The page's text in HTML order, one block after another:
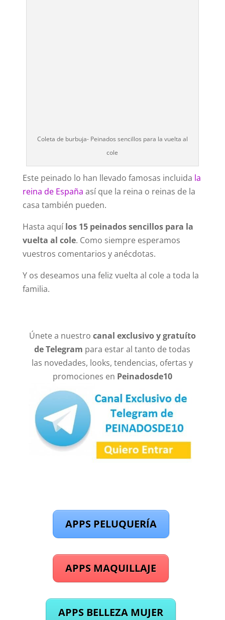
Coleta de burbuja- Peinados sencillos para la vuelta al
cole
Este peinado lo han llevado famosas incluida la
reina de España así que la reina o reinas de la
casa también pueden.
Hasta aquí los 15 peinados sencillos para la
vuelta al cole. Como siempre esperamos
vuestros comentarios y anécdotas.
Y os deseamos una feliz vuelta al cole a toda la
familia.
Únete a nuestro canal exclusivo y gratuíto
de Telegram para estar al tanto de todas
las novedades, looks, tendencias, ofertas y
promociones en Peinadosde10
APPS PELUQUERÍA
APPS MAQUILLAJE
APPS BELLEZA MUJER